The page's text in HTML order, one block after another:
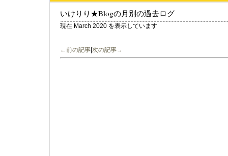
いけりり★Blogの月別の過去ログ
現在 March 2020 を表示しています
←前の記事 次の記事→